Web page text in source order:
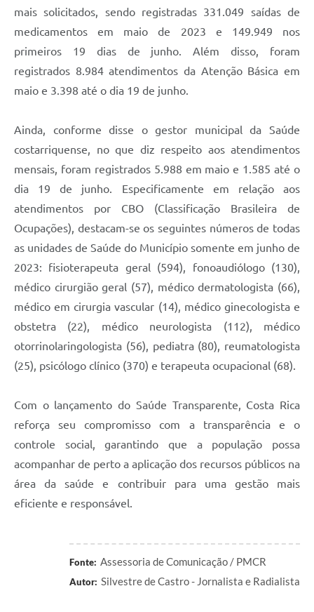
mais solicitados, sendo registradas 331.049 saídas de
medicamentos em maio de 2023 e 149.949 nos
primeiros 19 dias de junho. Além disso, foram
registrados 8.984 atendimentos da Atenção Básica em
maio e 3.398 até o dia 19 de junho.
Ainda, conforme disse o gestor municipal da Saúde
costarriquense, no que diz respeito aos atendimentos
mensais, foram registrados 5.988 em maio e 1.585 até o
dia 19 de junho. Especificamente em relação aos
atendimentos por CBO (Classificação Brasileira de
Ocupações), destacam-se os seguintes números de todas
as unidades de Saúde do Município somente em junho de
2023: fisioterapeuta geral (594), fonoaudiólogo (130),
médico cirurgião geral (57), médico dermatologista (66),
médico em cirurgia vascular (14), médico ginecologista e
obstetra (22), médico neurologista (112), médico
otorrinolaringologista (56), pediatra (80), reumatologista
(25), psicólogo clínico (370) e terapeuta ocupacional (68).
Com o lançamento do Saúde Transparente, Costa Rica
reforça seu compromisso com a transparência e o
controle social, garantindo que a população possa
acompanhar de perto a aplicação dos recursos públicos na
área da saúde e contribuir para uma gestão mais
eficiente e responsável.
Fonte: Assessoria de Comunicação / PMCR
Autor: Silvestre de Castro - Jornalista e Radialista